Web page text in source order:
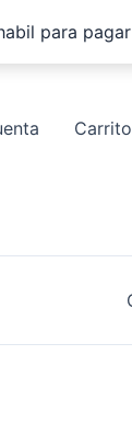
para pagar
Carrito